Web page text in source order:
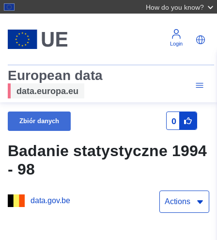
How do you know?
Login
European data
data.europa.eu
Zbiór danych 0
Badanie statystyczne 1994
- 98
data.gov.be Actions